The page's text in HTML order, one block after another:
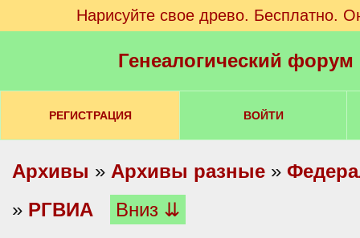
Нарисуйте свое древо. Бесплатно.
Генеалогический
РЕГИСТРАЦИЯ ВОЙТИ
Архивы » Архивы разные »
» РГВИА Вниз ⇊